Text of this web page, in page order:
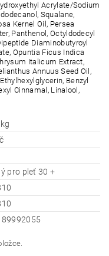
Acrylate/Sodium
Squalane,
Kernel Oil, Persea
Panthenol, Octyldodecyl
Diaminobutyroyl
Opuntia Ficus Indica
Italicum Extract,
Annuus Seed Oil,
Benzyl
Cinnamal, Linalool,
pro pleť 30 +